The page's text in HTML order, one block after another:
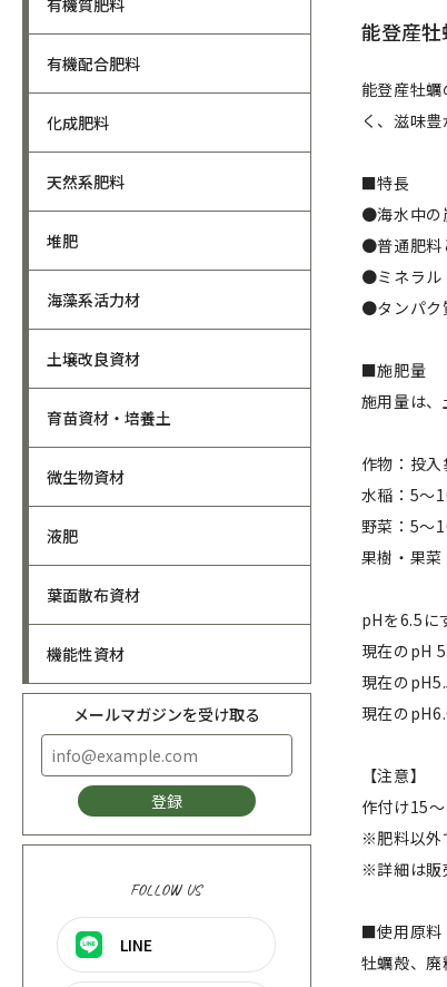
有機質肥料
有機配合肥料
化成肥料
天然系肥料
堆肥
海藻系活力材
土壌改良資材
育苗資材・培養土
微生物資材
液肥
葉面散布資材
機能性資材
メールマガジンを受け取る
登録
FOLLOW US
LINE
能登産
能登産牡
く、滋味豊
■特長
●海水中の
●普通肥料
●ミネラル
●タンパク
■施肥量
施用量は
作物：投入
水稲：5〜
野菜：5〜
果樹・果
pHを6.5に
現在のpH
現在の
現在の
【注意】
作付け15
※肥料以外
※詳細は販
■使用原料
牡蠣殻、廃